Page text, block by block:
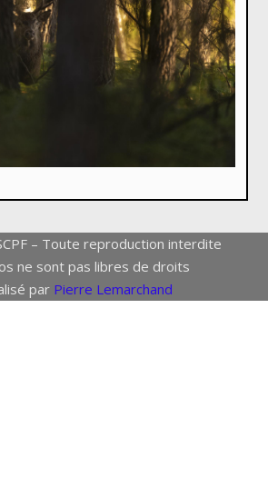
– Toute reproduction interdite
ne sont pas libres de droits
par Pierre Lemarchand